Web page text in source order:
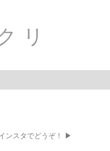
リ
ンスタでどうぞ！ ▶